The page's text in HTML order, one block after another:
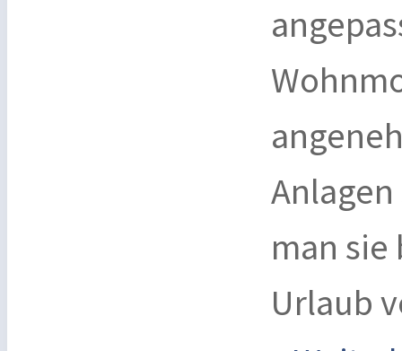
man
Urlaub